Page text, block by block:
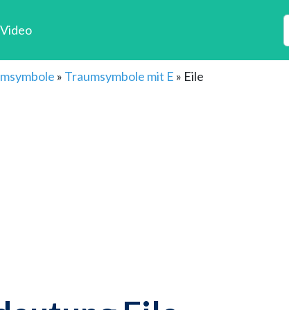
» Traumsymbole mit E » Eile